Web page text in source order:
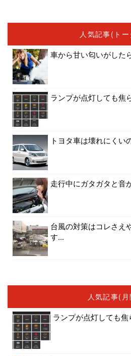
人気記事(ト
車から甘い匂いがした
ランプが点灯しても焦
トヨタ車は壊れにくい
走行中にガタガタと音
台風の対策はコレさえ
す...
人気記事(月
ランプが点灯しても